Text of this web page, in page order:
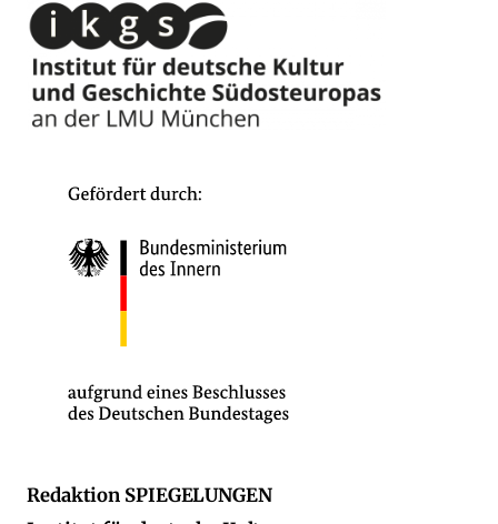
Redaktion SPIEGELUNGEN